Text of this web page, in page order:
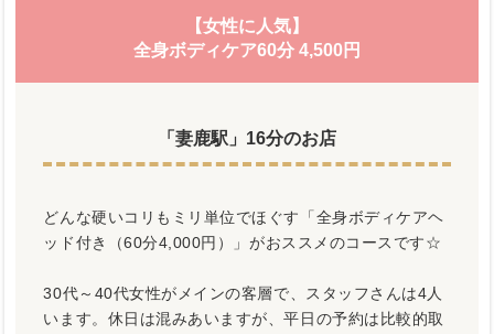
【女性に人気】
全身ボディケア60分 4,500円
「妻鹿駅」16分のお店
どんな硬いコリもミリ単位でほぐす「全身ボディケアヘ
ッド付き（60分4,000円）」がおススメのコースです☆
30代～40代女性がメインの客層で、スタッフさんは4人
います。休日は混みあいますが、平日の予約は比較的取